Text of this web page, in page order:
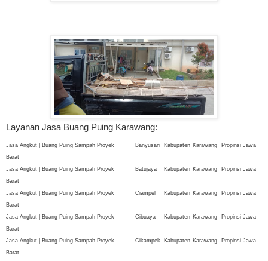
Layanan Jasa Buang Puing Karawang:
Jasa Angkut | Buang Puing Sampah Proyek Banyusari Kabupaten Karawang
Propinsi Jawa
Barat
Jasa Angkut | Buang Puing Sampah Proyek
Batujaya Kabupaten Karawang
Propinsi Jawa
Barat
Jasa Angkut | Buang Puing Sampah Proyek
Ciampel Kabupaten Karawang
Propinsi Jawa
Barat
Jasa Angkut | Buang Puing Sampah Proyek
Cibuaya Kabupaten Karawang
Propinsi Jawa
Barat
Jasa Angkut | Buang Puing Sampah Proyek
Cikampek Kabupaten Karawang
Propinsi Jawa
Barat